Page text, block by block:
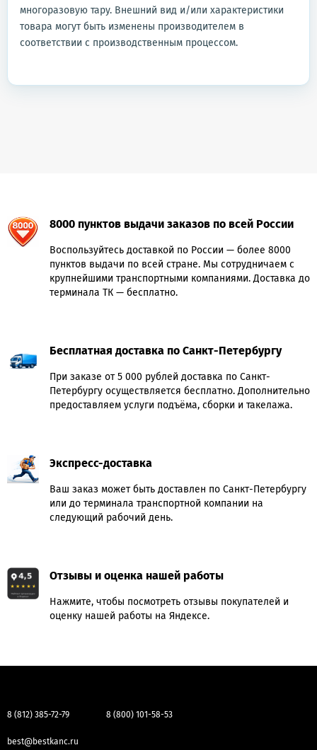
многоразовую тару. Внешний вид и/или характеристики
товара могут быть изменены производителем в
соответствии с производственным процессом.
8000 пунктов выдачи заказов по всей России
Воспользуйтесь доставкой по России — более 8000
пунктов выдачи по всей стране. Мы сотрудничаем с
крупнейшими транспортными компаниями. Доставка до
терминала ТК — бесплатно.
Бесплатная доставка по Санкт-Петербургу
При заказе от 5 000 рублей доставка по Санкт-
Петербургу осуществляется бесплатно. Дополнительно
предоставляем услуги подъёма, сборки и такелажа.
Экспресс-доставка
Ваш заказ может быть доставлен по Санкт-Петербургу
или до терминала транспортной компании на
следующий рабочий день.
Отзывы и оценка нашей работы
Нажмите, чтобы посмотреть отзывы покупателей и
оценку нашей работы на Яндексе.
8 (812) 385-72-79 8 (800) 101-58-53
best@bestkanc.ru